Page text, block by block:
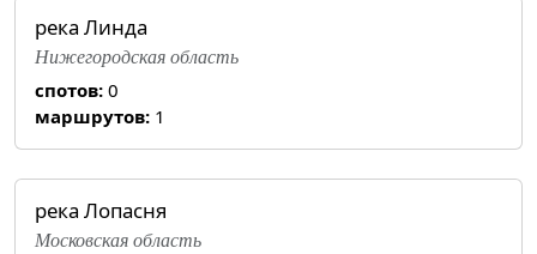
река Линда
Нижегородская область
спотов: 0
маршрутов: 1
река Лопасня
Московская область